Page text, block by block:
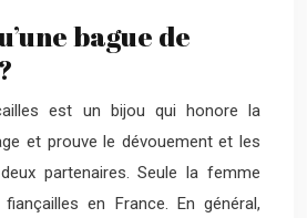
bague de
est un bijou qui honore la
et prouve le dévouement et les
partenaires. Seule la femme
en France. En général,